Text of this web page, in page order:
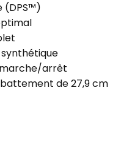
(DPS™)
synthétique
marche/arrêt
de 27,9 cm